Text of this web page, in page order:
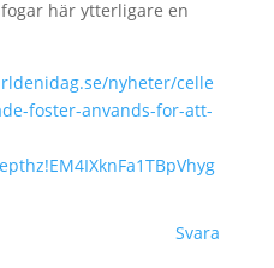
här ytterligare en
nyheter/celle
foster-anvands-for-att-
Svara